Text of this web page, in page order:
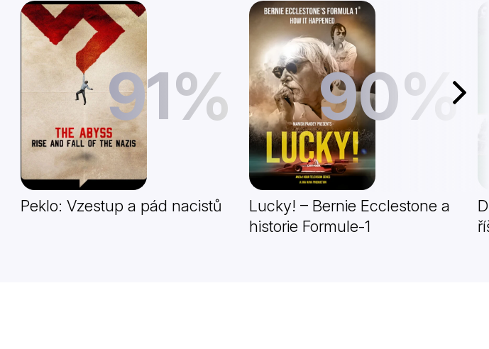
Další
91%
Peklo: Vzestup a pád nacistů
90%
Lucky! – Bernie Ecclestone a
historie Formule-1